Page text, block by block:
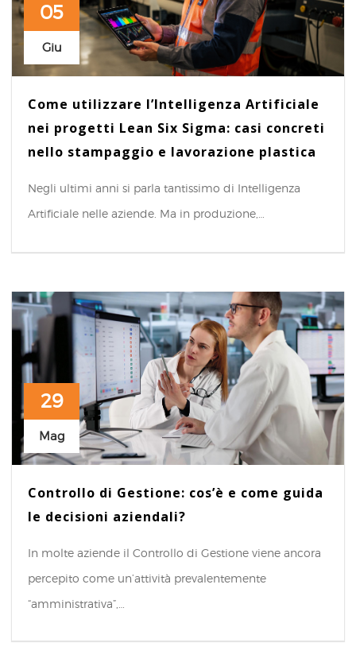
05
Giu
Come utilizzare l’Intelligenza Artificiale
nei progetti Lean Six Sigma: casi concreti
nello stampaggio e lavorazione plastica
Negli ultimi anni si parla tantissimo di Intelligenza
Artificiale nelle aziende. Ma in produzione,…
29
Mag
Controllo di Gestione: cos’è e come guida
le decisioni aziendali?
In molte aziende il Controllo di Gestione viene ancora
percepito come un’attività prevalentemente
“amministrativa”,…